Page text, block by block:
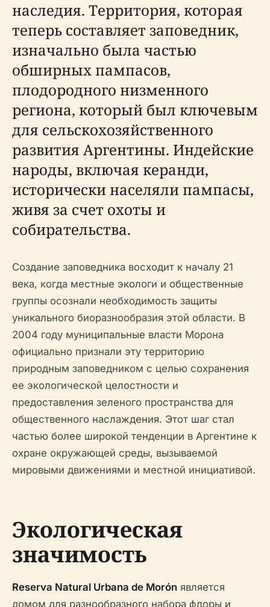
наследия. Территория, которая
теперь составляет заповедник,
изначально была частью
обширных пампасов,
плодородного низменного
региона, который был ключевым
для сельскохозяйственного
развития Аргентины. Индейские
народы, включая керанди,
исторически населяли пампасы,
живя за счет охоты и
собирательства.
Создание заповедника восходит к началу 21
века, когда местные экологи и общественные
группы осознали необходимость защиты
уникального биоразнообразия этой области. В
2004 году муниципальные власти Морона
официально признали эту территорию
природным заповедником с целью сохранения
ее экологической целостности и
предоставления зеленого пространства для
общественного наслаждения. Этот шаг стал
частью более широкой тенденции в Аргентине к
охране окружающей среды, вызываемой
мировыми движениями и местной инициативой.
Экологическая
значимость
Reserva Natural Urbana de Morón является
домом для разнообразного набора флоры и